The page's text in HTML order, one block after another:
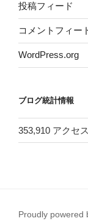
投稿フィード
コメントフィー
WordPress.org
ブログ統計情報
353,910 アクセス
Proudly powered